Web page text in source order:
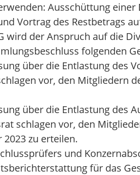
Ausschüttung einer
Vortrag des Restbetrags
wird der Anspruch auf die
folgenden
über die Entlastung des
vor, den Mitgliedern
über die Entlastung des
schlagen vor, den
zu erteilen.
und
für das